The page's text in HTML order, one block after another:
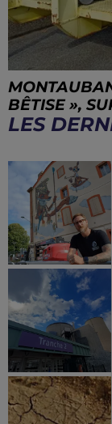
BÊTISE »,
LES